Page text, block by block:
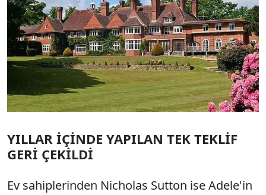
YILLAR İÇİNDE YAPILAN TEK TEKLİF
GERİ ÇEKİLDİ
Ev sahiplerinden Nicholas Sutton ise Adele'in